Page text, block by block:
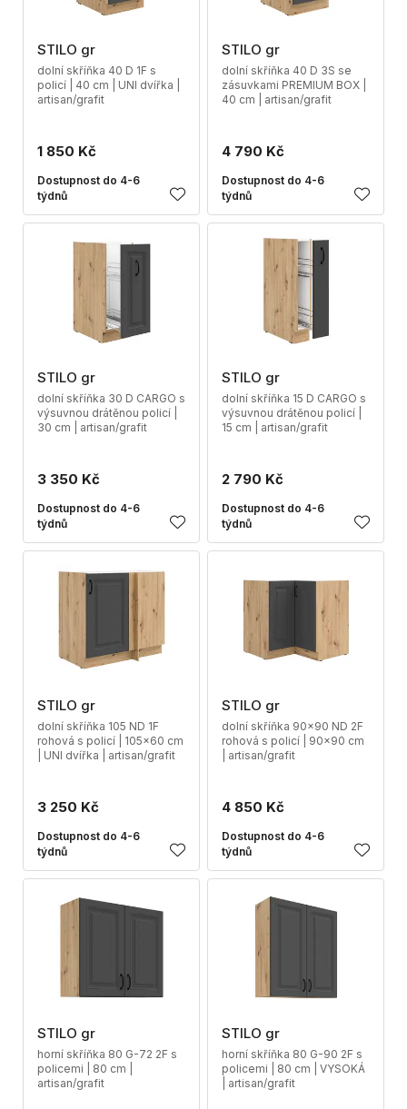
STILO gr
dolní skříňka 40 D 1F s
policí | 40 cm | UNI dvířka |
artisan/grafit
1 850 Kč
Dostupnost do 4-6
týdnů
STILO gr
dolní skříňka 40 D 3S se
zásuvkami PREMIUM BOX |
40 cm | artisan/grafit
4 790 Kč
Dostupnost do 4-6
týdnů
STILO gr
dolní skříňka 30 D CARGO s
výsuvnou drátěnou policí |
30 cm | artisan/grafit
3 350 Kč
Dostupnost do 4-6
týdnů
STILO gr
dolní skříňka 15 D CARGO s
výsuvnou drátěnou policí |
15 cm | artisan/grafit
2 790 Kč
Dostupnost do 4-6
týdnů
STILO gr
dolní skříňka 105 ND 1F
rohová s policí | 105x60 cm
| UNI dvířka | artisan/grafit
3 250 Kč
Dostupnost do 4-6
týdnů
STILO gr
dolní skříňka 90x90 ND 2F
rohová s policí | 90x90 cm
| artisan/grafit
4 850 Kč
Dostupnost do 4-6
týdnů
STILO gr
horní skříňka 80 G-72 2F s
policemi | 80 cm |
artisan/grafit
STILO gr
horní skříňka 80 G-90 2F s
policemi | 80 cm | VYSOKÁ
| artisan/grafit